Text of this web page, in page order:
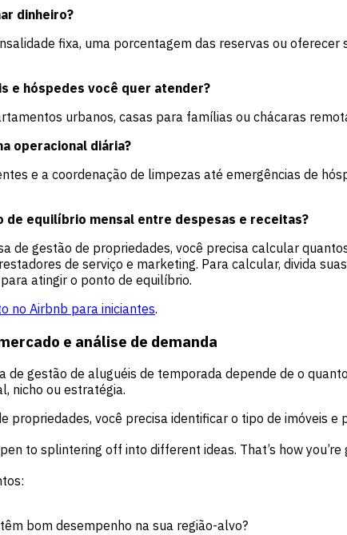
dinheiro?
fixa, uma porcentagem das reservas ou
e hóspedes você quer atender?
urbanos, casas para famílias ou chácaras
operacional diária?
e a coordenação de limpezas até emergências de
de equilíbrio mensal entre despesas e receitas?
de gestão de propriedades, você precisa calcular
de serviço e marketing. Para calcular, divida
atingir o ponto de equilíbrio.
no Airbnb para iniciantes.
e análise de demanda
de gestão de aluguéis de temporada depende de o
nicho ou estratégia.
propriedades, você precisa identificar o tipo de imóveis
to splintering off into different ideas. That’s how
bom desempenho na sua região-alvo?